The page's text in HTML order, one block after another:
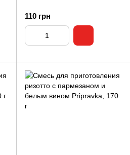
110 грн